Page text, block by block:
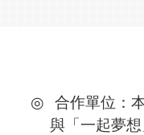
合作單位：
與「一起夢